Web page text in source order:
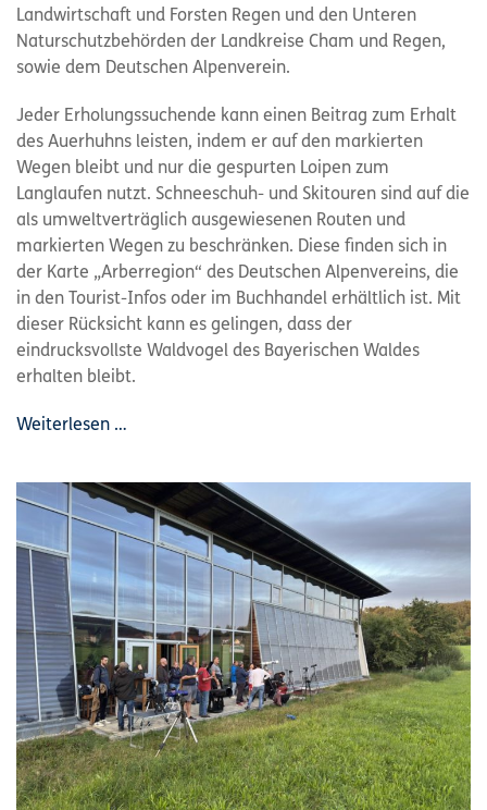
Landwirtschaft und Forsten Regen und den Unteren
Naturschutzbehörden der Landkreise Cham und Regen,
sowie dem Deutschen Alpenverein.
Jeder Erholungssuchende kann einen Beitrag zum Erhalt
des Auerhuhns leisten, indem er auf den markierten
Wegen bleibt und nur die gespurten Loipen zum
Langlaufen nutzt. Schneeschuh- und Skitouren sind auf die
als umweltverträglich ausgewiesenen Routen und
markierten Wegen zu beschränken. Diese finden sich in
der Karte „Arberregion“ des Deutschen Alpenvereins, die
in den Tourist-Infos oder im Buchhandel erhältlich ist. Mit
dieser Rücksicht kann es gelingen, dass der
eindrucksvollste Waldvogel des Bayerischen Waldes
erhalten bleibt.
Weiterlesen …